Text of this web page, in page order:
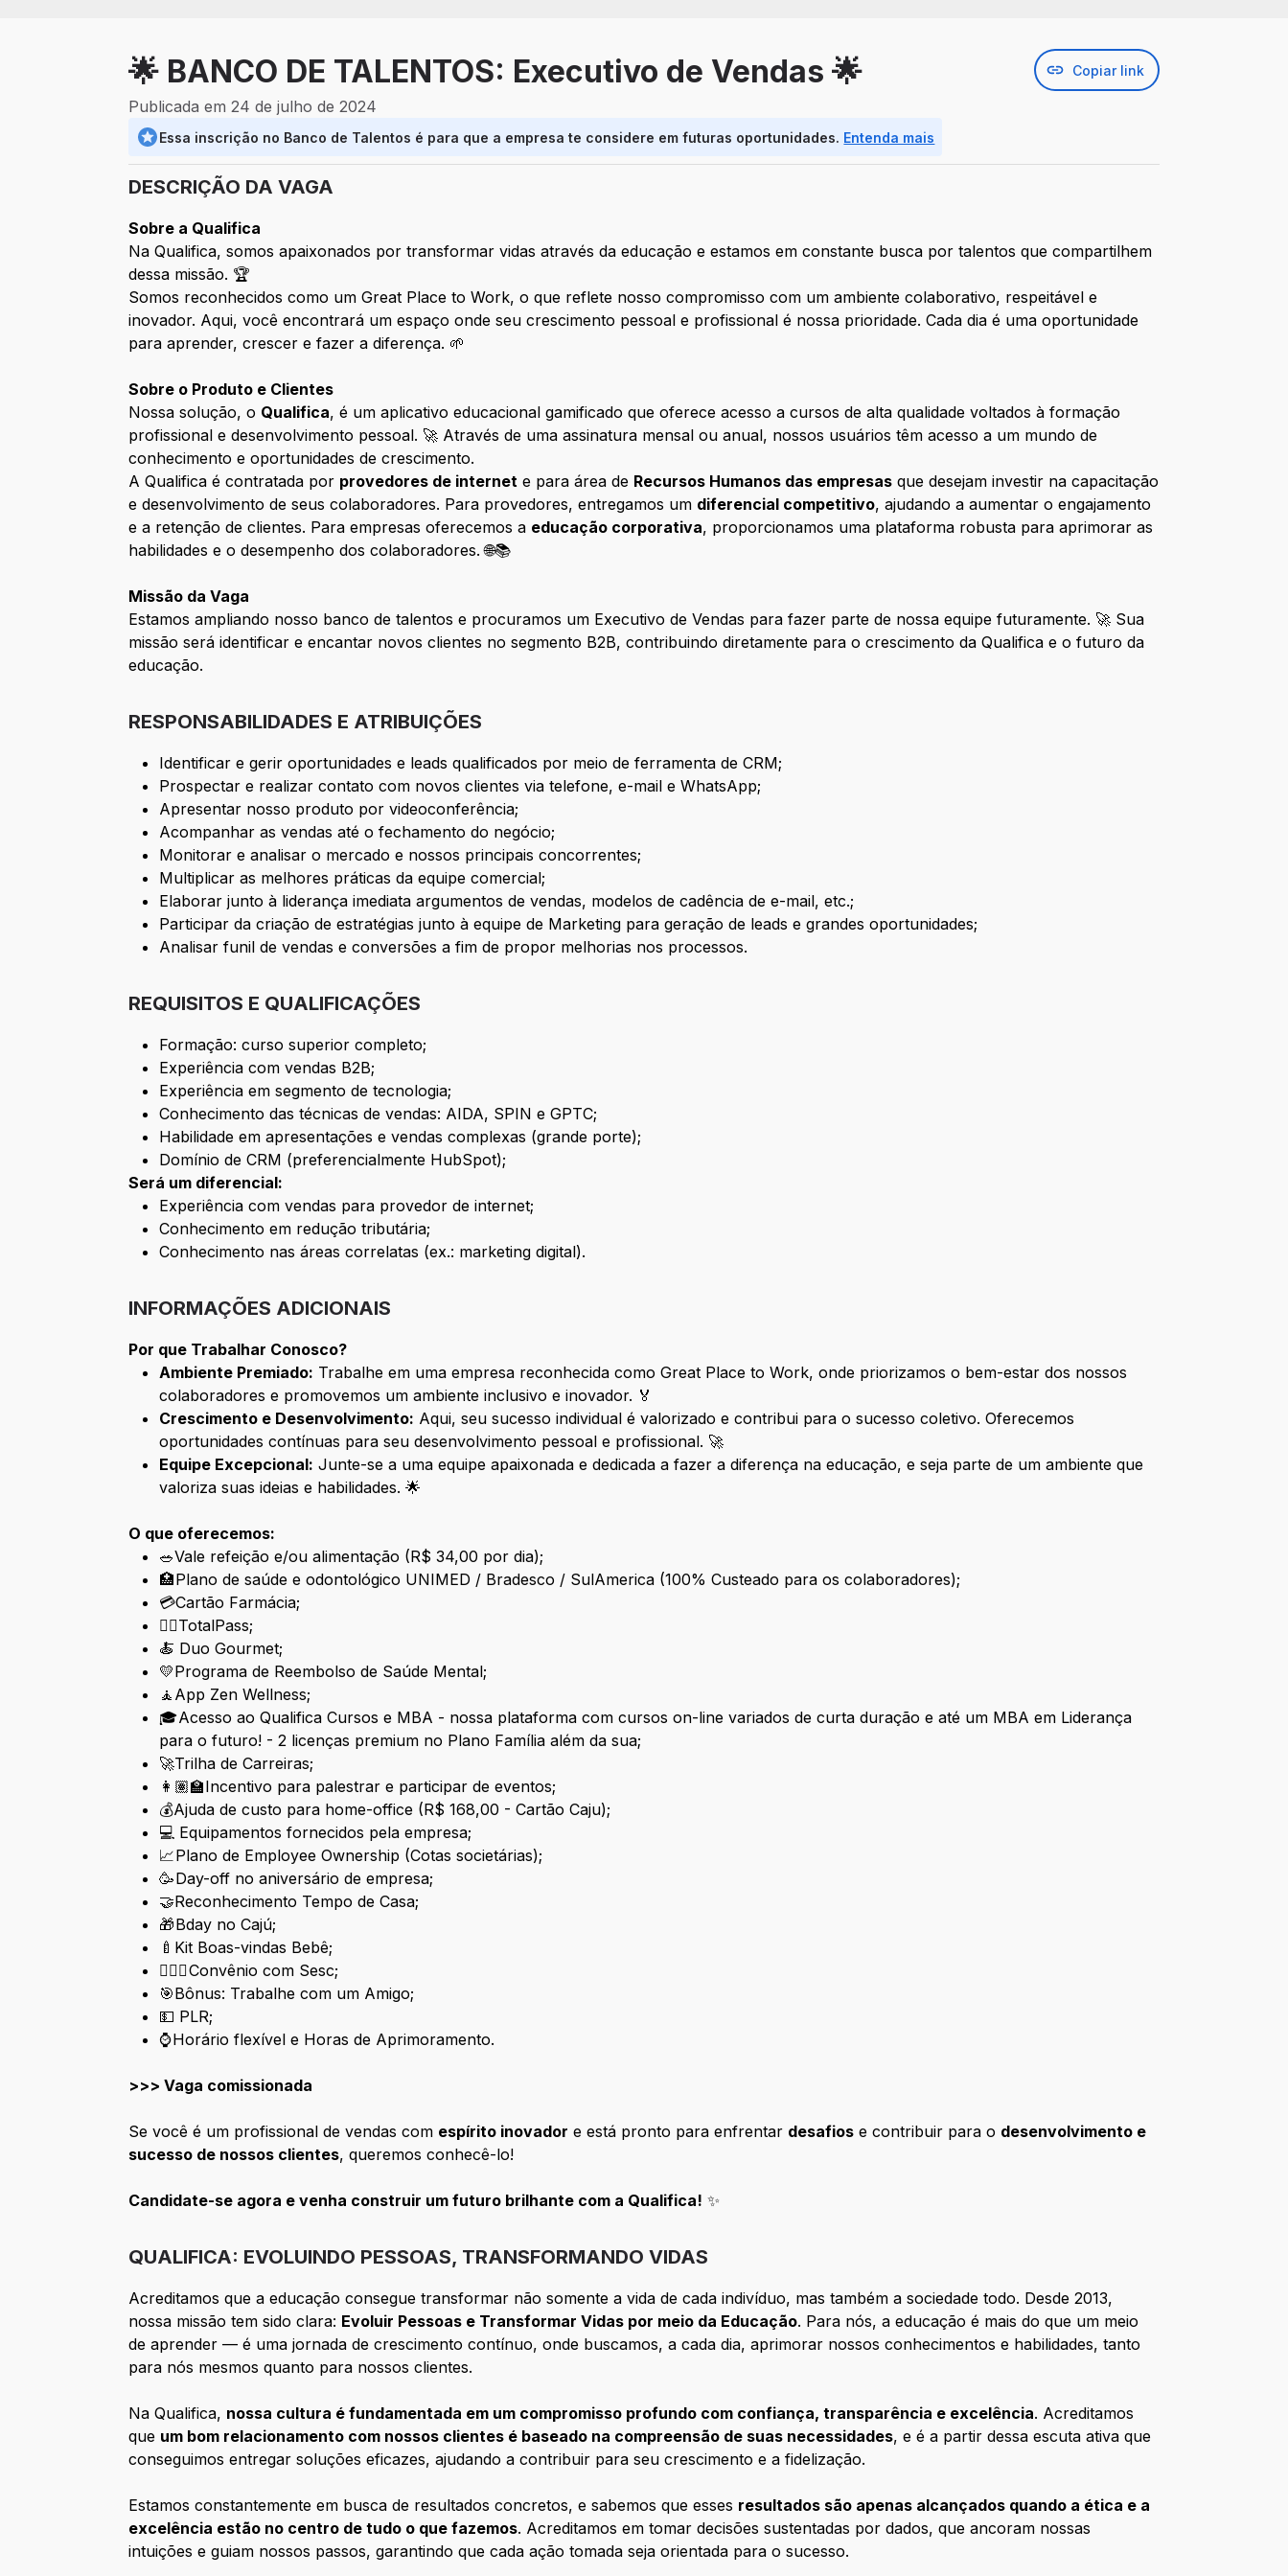
🌟 BANCO DE TALENTOS: Executivo de Vendas 🌟 Copiar link
Publicada em 24 de julho de 2024
Essa inscrição no Banco de Talentos é para que a empresa te considere em futuras oportunidades. Entenda mais
DESCRIÇÃO DA VAGA
Sobre a Qualifica
Na Qualifica, somos apaixonados por transformar vidas através da educação e estamos em constante busca por talentos que compartilhem
dessa missão. 🏆
Somos reconhecidos como um Great Place to Work, o que reflete nosso compromisso com um ambiente colaborativo, respeitável e
inovador. Aqui, você encontrará um espaço onde seu crescimento pessoal e profissional é nossa prioridade. Cada dia é uma oportunidade
para aprender, crescer e fazer a diferença. 🌱
Sobre o Produto e Clientes
Nossa solução, o Qualifica, é um aplicativo educacional gamificado que oferece acesso a cursos de alta qualidade voltados à formação
profissional e desenvolvimento pessoal. 🚀 Através de uma assinatura mensal ou anual, nossos usuários têm acesso a um mundo de
conhecimento e oportunidades de crescimento.
A Qualifica é contratada por provedores de internet e para área de Recursos Humanos das empresas que desejam investir na capacitação
e desenvolvimento de seus colaboradores. Para provedores, entregamos um diferencial competitivo, ajudando a aumentar o engajamento
e a retenção de clientes. Para empresas oferecemos a educação corporativa, proporcionamos uma plataforma robusta para aprimorar as
habilidades e o desempenho dos colaboradores. 🌐📚
Missão da Vaga
Estamos ampliando nosso banco de talentos e procuramos um Executivo de Vendas para fazer parte de nossa equipe futuramente. 🚀 Sua
missão será identificar e encantar novos clientes no segmento B2B, contribuindo diretamente para o crescimento da Qualifica e o futuro da
educação.
RESPONSABILIDADES E ATRIBUIÇÕES
Identificar e gerir oportunidades e leads qualificados por meio de ferramenta de CRM;
Prospectar e realizar contato com novos clientes via telefone, e-mail e WhatsApp;
Apresentar nosso produto por videoconferência;
Acompanhar as vendas até o fechamento do negócio;
Monitorar e analisar o mercado e nossos principais concorrentes;
Multiplicar as melhores práticas da equipe comercial;
Elaborar junto à liderança imediata argumentos de vendas, modelos de cadência de e-mail, etc.;
Participar da criação de estratégias junto à equipe de Marketing para geração de leads e grandes oportunidades;
Analisar funil de vendas e conversões a fim de propor melhorias nos processos.
REQUISITOS E QUALIFICAÇÕES
Formação: curso superior completo;
Experiência com vendas B2B;
Experiência em segmento de tecnologia;
Conhecimento das técnicas de vendas: AIDA, SPIN e GPTC;
Habilidade em apresentações e vendas complexas (grande porte);
Domínio de CRM (preferencialmente HubSpot);
Será um diferencial:
Experiência com vendas para provedor de internet;
Conhecimento em redução tributária;
Conhecimento nas áreas correlatas (ex.: marketing digital).
INFORMAÇÕES ADICIONAIS
Por que Trabalhar Conosco?
Ambiente Premiado: Trabalhe em uma empresa reconhecida como Great Place to Work, onde priorizamos o bem-estar dos nossos
colaboradores e promovemos um ambiente inclusivo e inovador. 🏅
Crescimento e Desenvolvimento: Aqui, seu sucesso individual é valorizado e contribui para o sucesso coletivo. Oferecemos
oportunidades contínuas para seu desenvolvimento pessoal e profissional. 🚀
Equipe Excepcional: Junte-se a uma equipe apaixonada e dedicada a fazer a diferença na educação, e seja parte de um ambiente que
valoriza suas ideias e habilidades. 🌟
O que oferecemos:
🥗Vale refeição e/ou alimentação (R$ 34,00 por dia);
🏥 Plano de saúde e odontológico UNIMED / Bradesco / SulAmerica (100% Custeado para os colaboradores);
💳Cartão Farmácia;
🏋️‍♀️TotalPass;
🍝 Duo Gourmet;
💛Programa de Reembolso de Saúde Mental;
🧘App Zen Wellness;
🎓 Acesso ao Qualifica Cursos e MBA - nossa plataforma com cursos on-line variados de curta duração e até um MBA em Liderança
para o futuro! - 2 licenças premium no Plano Família além da sua;
🚀Trilha de Carreiras;
👩🏽‍🏫Incentivo para palestrar e participar de eventos;
💰Ajuda de custo para home-office (R$ 168,00 - Cartão Caju);
💻 Equipamentos fornecidos pela empresa;
📈 Plano de Employee Ownership (Cotas societárias);
🥳 Day-off no aniversário de empresa;
🤝Reconhecimento Tempo de Casa;
🎁 Bday no Cajú;
🍼​Kit Boas-vindas Bebê;
🏊🏽‍♀️ Convênio com Sesc;
🎯Bônus: Trabalhe com um Amigo;
💵 PLR;
⌚ Horário flexível e Horas de Aprimoramento.
>>> Vaga comissionada
Se você é um profissional de vendas com espírito inovador e está pronto para enfrentar desafios e contribuir para o desenvolvimento e
sucesso de nossos clientes, queremos conhecê-lo!
Candidate-se agora e venha construir um futuro brilhante com a Qualifica! ✨
QUALIFICA: EVOLUINDO PESSOAS, TRANSFORMANDO VIDAS
Acreditamos que a educação consegue transformar não somente a vida de cada indivíduo, mas também a sociedade todo. Desde 2013,
nossa missão tem sido clara: Evoluir Pessoas e Transformar Vidas por meio da Educação. Para nós, a educação é mais do que um meio
de aprender — é uma jornada de crescimento contínuo, onde buscamos, a cada dia, aprimorar nossos conhecimentos e habilidades, tanto
para nós mesmos quanto para nossos clientes.
Na Qualifica, nossa cultura é fundamentada em um compromisso profundo com confiança, transparência e excelência. Acreditamos
que um bom relacionamento com nossos clientes é baseado na compreensão de suas necessidades, e é a partir dessa escuta ativa que
conseguimos entregar soluções eficazes, ajudando a contribuir para seu crescimento e a fidelização.
Estamos constantemente em busca de resultados concretos, e sabemos que esses resultados são apenas alcançados quando a ética e a
excelência estão no centro de tudo o que fazemos. Acreditamos em tomar decisões sustentadas por dados, que ancoram nossas
intuições e guiam nossos passos, garantindo que cada ação tomada seja orientada para o sucesso.